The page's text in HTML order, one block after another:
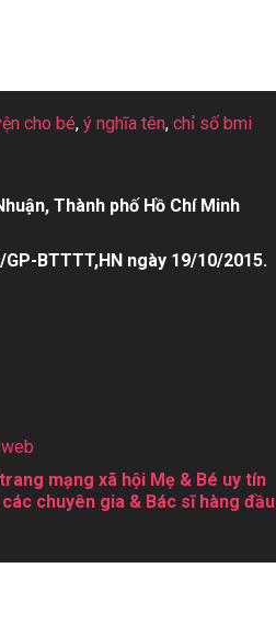
cho bé, ý nghĩa tên, chỉ số bmi
Thành phố Hồ Chí Minh
BTTTT,HN ngày 19/10/2015.
mạng xã hội Mẹ & Bé uy tín
chuyên gia & Bác sĩ hàng đầu